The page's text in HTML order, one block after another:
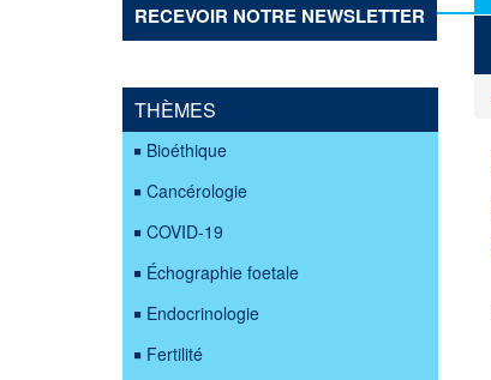
RECEVOIR NOTRE NEWSLETTER
THÈMES
Bioéthique
Cancérologie
COVID-19
Échographie foetale
Endocrinologie
Fertilité